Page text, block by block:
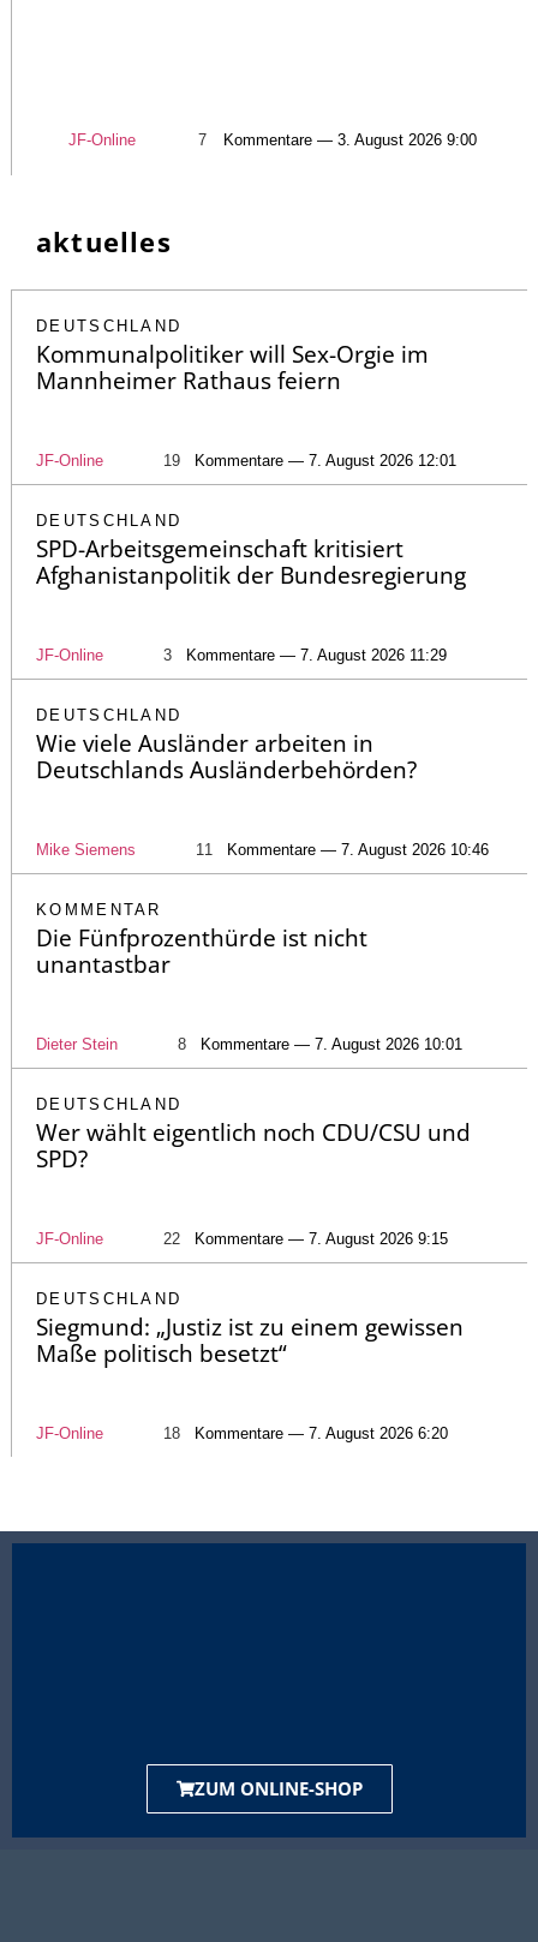
JF-Online 7 Kommentare — 3. August 2026 9:00
aktuelles
DEUTSCHLAND
Kommunalpolitiker will Sex-Orgie im
Mannheimer Rathaus feiern
JF-Online 19 Kommentare — 7. August 2026 12:01
DEUTSCHLAND
SPD-Arbeitsgemeinschaft kritisiert
Afghanistanpolitik der Bundesregierung
JF-Online 3 Kommentare — 7. August 2026 11:29
DEUTSCHLAND
Wie viele Ausländer arbeiten in
Deutschlands Ausländerbehörden?
Mike Siemens 11 Kommentare — 7. August 2026 10:46
KOMMENTAR
Die Fünfprozenthürde ist nicht
unantastbar
Dieter Stein 8 Kommentare — 7. August 2026 10:01
DEUTSCHLAND
Wer wählt eigentlich noch CDU/CSU und
SPD?
JF-Online 22 Kommentare — 7. August 2026 9:15
DEUTSCHLAND
Siegmund: „Justiz ist zu einem gewissen
Maße politisch besetzt“
JF-Online 18 Kommentare — 7. August 2026 6:20
ZUM ONLINE-SHOP